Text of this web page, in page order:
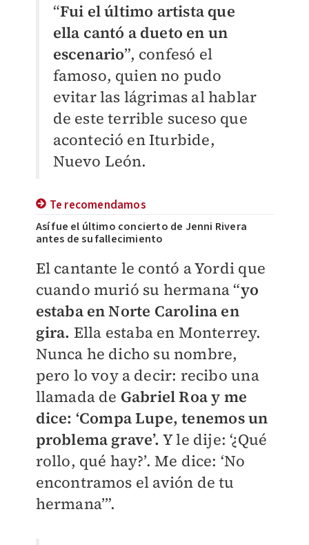
“Fui el último artista que
ella cantó a dueto en un
escenario”, confesó el
famoso, quien no pudo
evitar las lágrimas al hablar
de este terrible suceso que
aconteció en Iturbide,
Nuevo León.
Te recomendamos
Así fue el último concierto de Jenni Rivera
antes de su fallecimiento
El cantante le contó a Yordi que
cuando murió su hermana “yo
estaba en Norte Carolina en
gira. Ella estaba en Monterrey.
Nunca he dicho su nombre,
pero lo voy a decir: recibo una
llamada de Gabriel Roa y me
dice: ‘Compa Lupe, tenemos un
problema grave’. Y le dije: ‘¿Qué
rollo, qué hay?’. Me dice: ‘No
encontramos el avión de tu
hermana’”.